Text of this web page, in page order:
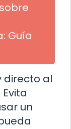
Guía
directo al
un